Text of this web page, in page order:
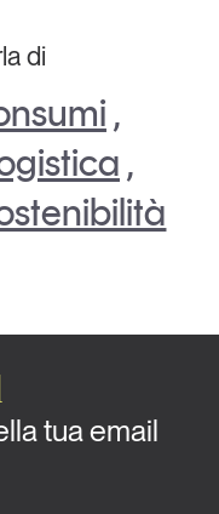
di
,
,
tua email